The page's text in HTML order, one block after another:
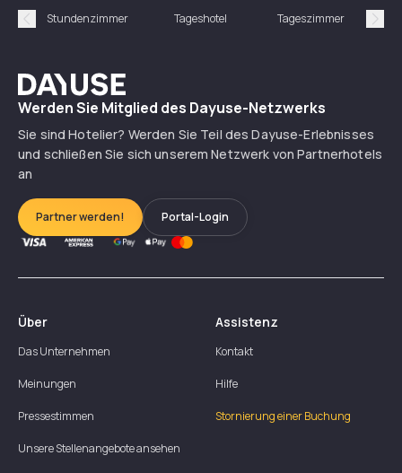
Précédent
Stundenzimmer Tageshotel Tageszimmer
Dayuse
Werden Sie Mitglied des Dayuse-Netzwerks
Sie sind Hotelier? Werden Sie Teil des Dayuse-Erlebnisses
und schließen Sie sich unserem Netzwerk von Partnerhotels
an
Partner werden! Portal-Login
Über
Das Unternehmen
Meinungen
Pressestimmen
Unsere Stellenangebote ansehen
Assistenz
Kontakt
Hilfe
Stornierung einer Buchung